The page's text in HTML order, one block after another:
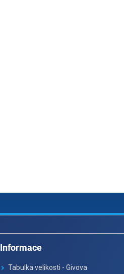
Informace
Tabulka velikosti - Givova